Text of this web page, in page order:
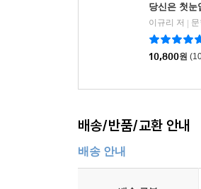
당신은 첫눈
이규리 저 |
10,800원
배송/반품/교환 안내
배송 안내